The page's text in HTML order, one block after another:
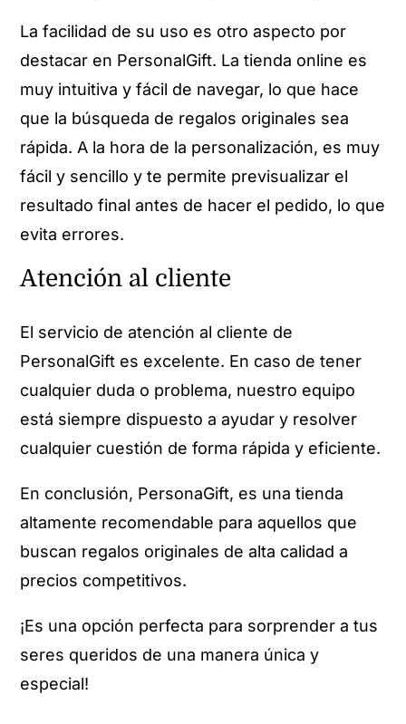
La facilidad de su uso es otro aspecto por
destacar en PersonalGift. La tienda online es
muy intuitiva y fácil de navegar, lo que hace
que la búsqueda de regalos originales sea
rápida. A la hora de la personalización, es muy
fácil y sencillo y te permite previsualizar el
resultado final antes de hacer el pedido, lo que
evita errores.
Atención al cliente
El servicio de atención al cliente de
PersonalGift es excelente. En caso de tener
cualquier duda o problema, nuestro equipo
está siempre dispuesto a ayudar y resolver
cualquier cuestión de forma rápida y eficiente.
En conclusión, PersonaGift, es una tienda
altamente recomendable para aquellos que
buscan regalos originales de alta calidad a
precios competitivos.
¡Es una opción perfecta para sorprender a tus
seres queridos de una manera única y
especial!